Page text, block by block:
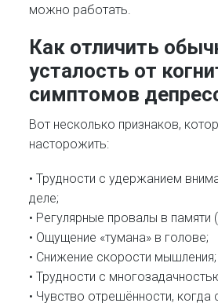
можно работать.
Как отличить
усталость от
симптомов
Вот несколько признаков,
насторожить:
• Трудности с удержанием
деле;
• Регулярные провалы в
• Ощущение «тумана» в голове;
• Снижение скорости мышления;
• Трудности с
• Чувство отрешённости,